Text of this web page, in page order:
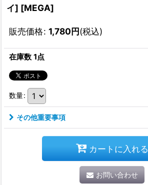
イ] [MEGA]
販売価格: 1,780円(税込)
在庫数 1点
数量:
その他重要事項
カートに入れる
お問い合わせ